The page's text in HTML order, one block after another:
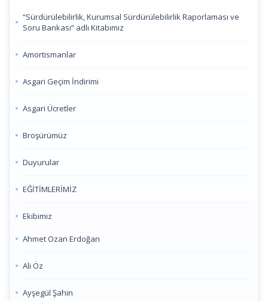
“Sürdürülebilirlik, Kurumsal Sürdürülebilirlik Raporlaması ve
Soru Bankası” adlı Kitabımız
Amortismanlar
Asgari Geçim İndirimi
Asgari Ücretler
Broşürümüz
Duyurular
EĞİTİMLERİMİZ
Ekibimiz
Ahmet Ozan Erdoğan
Ali Öz
Ayşegül Şahin